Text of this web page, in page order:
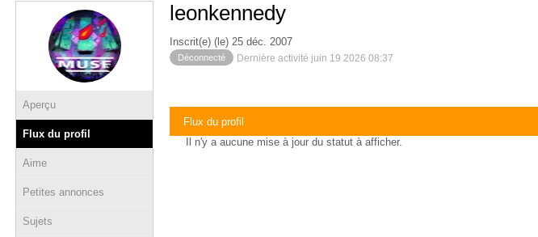
Aperçu
Flux du profil
Aime
Petites annonces
Sujets
leonkennedy
Inscrit(e) (le) 25 déc. 2007
Déconnecté Dernière activité juin 19 2026 08:37
Flux du profil
Il n'y a aucune mise à jour du statut à afficher.